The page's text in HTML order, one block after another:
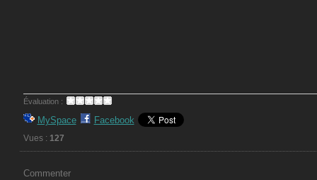
Évaluation :
MySpace Facebook
Vues : 127
Commenter